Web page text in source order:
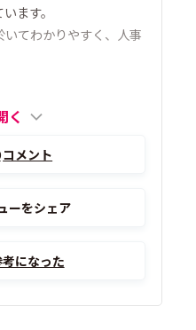
ます。
てわかりやすく、人事
く
コメント
ーをシェア
になった